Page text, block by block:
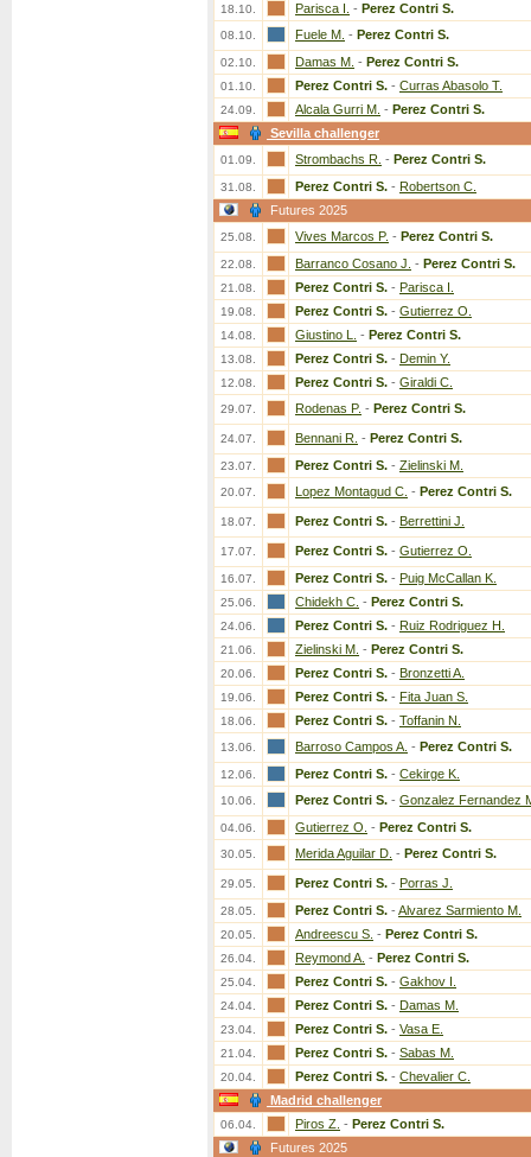
18.10. Parisca I. - Perez Contri S.
08.10. Fuele M. - Perez Contri S.
02.10. Damas M. - Perez Contri S.
01.10. Perez Contri S. - Curras Abasolo T.
24.09. Alcala Gurri M. - Perez Contri S.
Sevilla challenger
01.09. Strombachs R. - Perez Contri S.
31.08. Perez Contri S. - Robertson C.
Futures 2025
25.08. Vives Marcos P. - Perez Contri S.
22.08. Barranco Cosano J. - Perez Contri S.
21.08. Perez Contri S. - Parisca I.
19.08. Perez Contri S. - Gutierrez O.
14.08. Giustino L. - Perez Contri S.
13.08. Perez Contri S. - Demin Y.
12.08. Perez Contri S. - Giraldi C.
29.07. Rodenas P. - Perez Contri S.
24.07. Bennani R. - Perez Contri S.
23.07. Perez Contri S. - Zielinski M.
20.07. Lopez Montagud C. - Perez Contri S.
18.07. Perez Contri S. - Berrettini J.
17.07. Perez Contri S. - Gutierrez O.
16.07. Perez Contri S. - Puig McCallan K.
25.06. Chidekh C. - Perez Contri S.
24.06. Perez Contri S. - Ruiz Rodriguez H.
21.06. Zielinski M. - Perez Contri S.
20.06. Perez Contri S. - Bronzetti A.
19.06. Perez Contri S. - Fita Juan S.
18.06. Perez Contri S. - Toffanin N.
13.06. Barroso Campos A. - Perez Contri S.
12.06. Perez Contri S. - Cekirge K.
10.06. Perez Contri S. - Gonzalez Fernandez
04.06. Gutierrez O. - Perez Contri S.
30.05. Merida Aguilar D. - Perez Contri S.
29.05. Perez Contri S. - Porras J.
28.05. Perez Contri S. - Alvarez Sarmiento M.
20.05. Andreescu S. - Perez Contri S.
26.04. Reymond A. - Perez Contri S.
25.04. Perez Contri S. - Gakhov I.
24.04. Perez Contri S. - Damas M.
23.04. Perez Contri S. - Vasa E.
21.04. Perez Contri S. - Sabas M.
20.04. Perez Contri S. - Chevalier C.
Madrid challenger
06.04. Piros Z. - Perez Contri S.
Futures 2025